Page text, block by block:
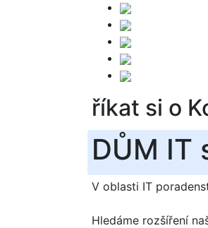
říkat si o
DŮM IT
V oblasti IT
Hledáme rozšíření